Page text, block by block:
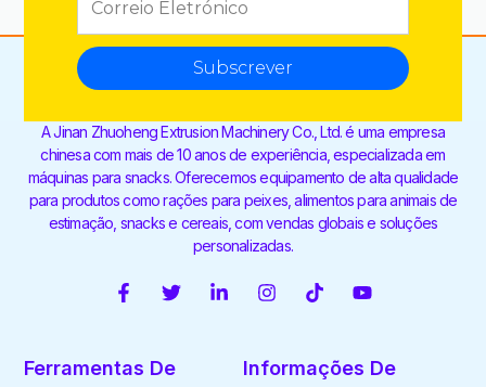
Subscrever
A Jinan Zhuoheng Extrusion Machinery Co., Ltd. é uma empresa
chinesa com mais de 10 anos de experiência, especializada em
máquinas para snacks. Oferecemos equipamento de alta qualidade
para produtos como rações para peixes, alimentos para animais de
estimação, snacks e cereais, com vendas globais e soluções
personalizadas.
F
b
T
t
L
I
a
T
o
Y
u
Ferramentas De
Informações De